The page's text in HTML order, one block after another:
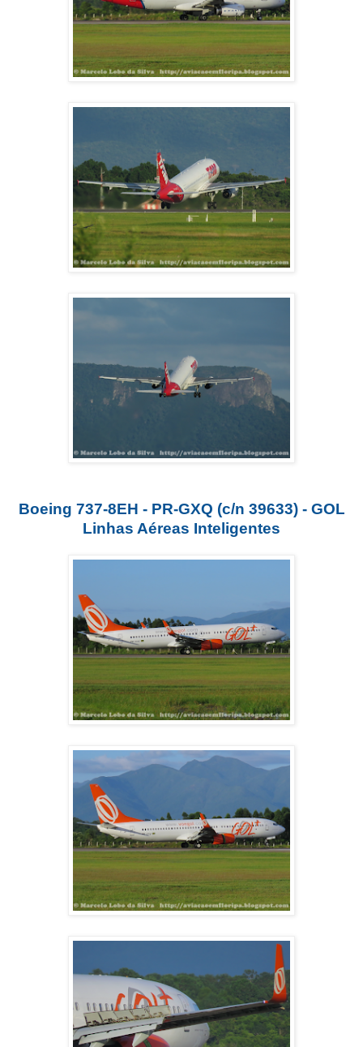
Boeing 737-8EH - PR-GXQ (c/n 39633) - GOL
Linhas Aéreas Inteligentes